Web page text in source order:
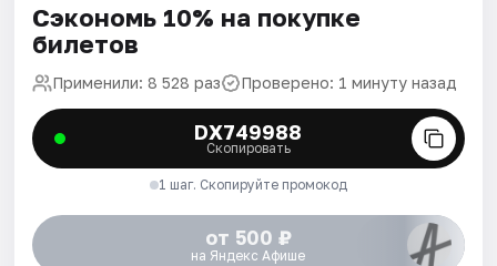
Сэкономь 10% на покупке
билетов
Применили: 8 528 раз Проверено: 1 минуту назад
DX749988
Скопировать
1 шаг. Скопируйте промокод
от 500 ₽
на Яндекс Афише